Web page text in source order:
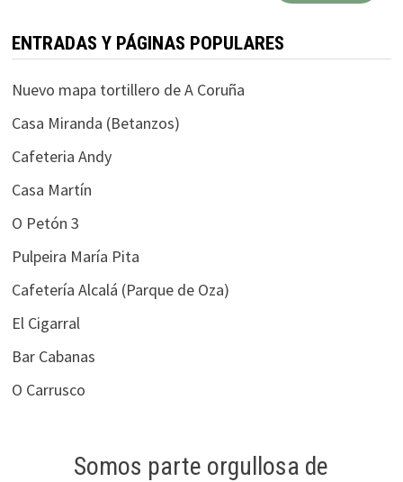
ENTRADAS Y PÁGINAS POPULARES
Nuevo mapa tortillero de A Coruña
Casa Miranda (Betanzos)
Cafeteria Andy
Casa Martín
O Petón 3
Pulpeira María Pita
Cafetería Alcalá (Parque de Oza)
El Cigarral
Bar Cabanas
O Carrusco
Somos parte orgullosa de